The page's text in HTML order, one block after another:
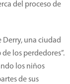
del proceso de
Derry, una ciudad
los perdedores”.
los niños
de sus